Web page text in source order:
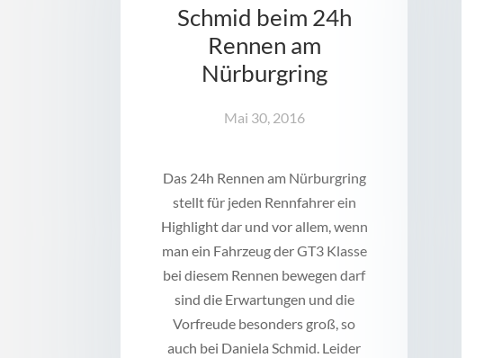
Schmid beim 24h
Rennen am
Nürburgring
Mai 30, 2016
Das 24h Rennen am Nürburgring
stellt für jeden Rennfahrer ein
Highlight dar und vor allem, wenn
man ein Fahrzeug der GT3 Klasse
bei diesem Rennen bewegen darf
sind die Erwartungen und die
Vorfreude besonders groß, so
auch bei Daniela Schmid. Leider